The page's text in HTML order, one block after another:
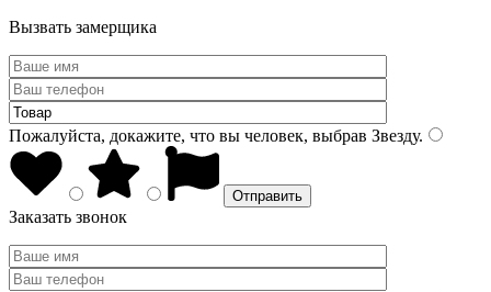
Вызвать замерщика
Пожалуйста, докажите, что вы человек, выбрав Звезду.
Заказать звонок